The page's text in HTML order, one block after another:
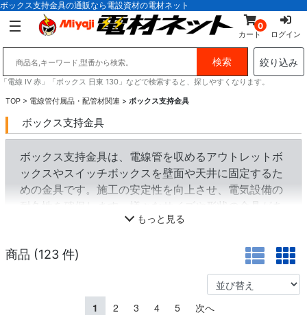
ボックス支持金具の通販なら電設資材の電材ネット
0
カート ログイン
絞り込み
「電線 IV 赤」「ボックス 日東 130」などで検索すると、探しやすくなります。
TOP > 電線管付属品・配管材関連 > ボックス支持金具
ボックス支持金具
ボックス支持金具は、電線管を収めるアウトレットボ
ックスやスイッチボックスを壁面や天井に固定するた
めの金具です。施工の安定性を向上させ、電気設備の
耐久性を確保します。様々なサイズや形状の金具があ
り、用途に応じて選択できます。
もっと見る
商品 (123 件)
1 2 3 4 5 次へ